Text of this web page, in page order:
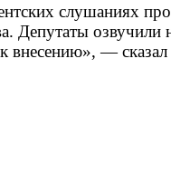
слушаниях
Депутаты
внесению», —